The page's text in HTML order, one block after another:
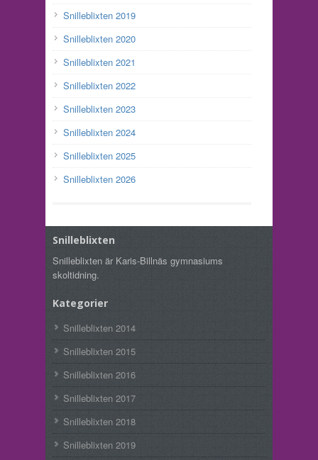
Snilleblixten 2019
Snilleblixten 2020
Snilleblixten 2021
Snilleblixten 2022
Snilleblixten 2023
Snilleblixten 2024
Snilleblixten 2025
Snilleblixten 2026
Snilleblixten
Snilleblixten är Karis-Billnäs gymnasiums
skoltidning.
Kategorier
Snilleblixten 2014
Snilleblixten 2015
Snilleblixten 2016
Snilleblixten 2017
Snilleblixten 2018
Snilleblixten 2019